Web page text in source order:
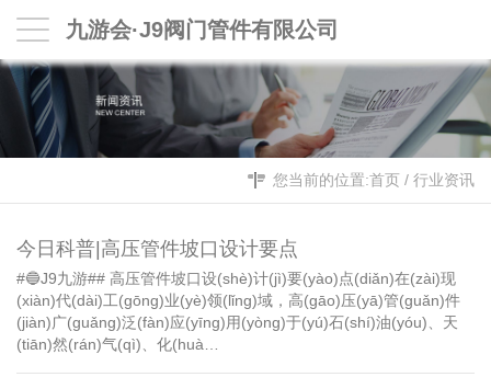
九游会·J9阀门管件有限公司
您当前的位置:首页 / 行业资讯
今日科普|高压管件坡口设计要点
#🔵J9九游## 高压管件坡口设(shè)计(jì)要(yào)点(diǎn)在(zài)现
(xiàn)代(dài)工(gōng)业(yè)领(lǐng)域，高(gāo)压(yā)管(guǎn)件
(jiàn)广(guǎng)泛(fàn)应(yīng)用(yòng)于(yú)石(shí)油(yóu)、天
(tiān)然(rán)气(qì)、化(huà…